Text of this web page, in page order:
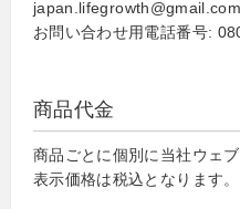
japan.lifegrowth@gmail.com
お問い合わせ用電話番号:
商品代金
商品ごとに個別に当社ウェ
表示価格は税込となります。